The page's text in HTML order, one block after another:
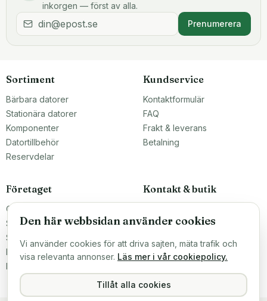
inkorgen — först av alla.
Prenumerera
Sortiment
Bärbara datorer
Stationära datorer
Komponenter
Datortillbehör
Reservdelar
Kundservice
Kontaktformulär
FAQ
Frakt & leverans
Betalning
Företaget
Om oss
Större inköp?
Sälj till oss
Köpvillkor
Integritetspolicy
Kontakt & butik
Malmö, Sverige
ÖPPETTIDER
Mån–Fre 10–16
Hitta hit →
Den här webbsidan använder cookies
Vi använder cookies för att driva sajten, mäta trafik och
visa relevanta annonser. Läs mer i vår cookiepolicy.
Tillåt alla cookies